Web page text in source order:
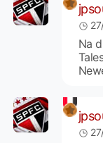
Na